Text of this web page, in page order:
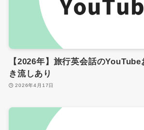
【2026年】旅行英会話の
き流しあり
2026年4月17日